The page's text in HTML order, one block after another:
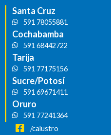
Santa Cruz
591 78055881
Cochabamba
591 68442722
Tarija
591 77175156
Sucre/Potosí
591 69671411
Oruro
591 77241364
/calustro